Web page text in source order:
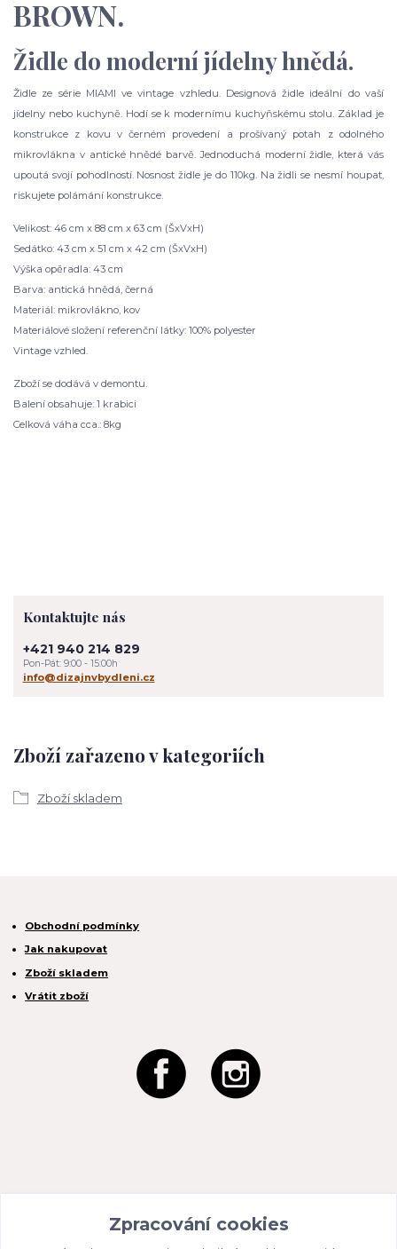
BROWN.
Židle do moderní jídelny hnědá.
Židle ze série MIAMI ve vintage vzhledu. Designová židle ideální do vaší
jídelny nebo kuchyně. Hodí se k modernímu kuchyňskému stolu. Základ je
konstrukce z kovu v černém provedení a prošívaný potah z odolného
mikrovlákna v antické hnědé barvě. Jednoduchá moderní židle, která vás
upoutá svojí pohodlností. Nosnost židle je do 110kg. Na židli se nesmí houpat,
riskujete polámání konstrukce.
Velikost: 46 cm x 88 cm x 63 cm (ŠxVxH)
Sedátko: 43 cm x 51 cm x 42 cm (ŠxVxH)
Výška opěradla: 43 cm
Barva: antická hnědá, černá
Materiál: mikrovlákno, kov
Materiálové složení referenční látky: 100% polyester
Vintage vzhled.
Zboží se dodává v demontu.
Balení obsahuje: 1 krabici
Celková váha cca.: 8kg
Zboží zařazeno v kategoriích
Zboží skladem
Kontaktujte nás
+421 940 214 829
Pon-Pát: 9:00 - 15:00h
info@dizajnvbydleni.cz
Obchodní podmínky
Jak nakupovat
Zboží skladem
Vrátit zboží
Zpracování cookies